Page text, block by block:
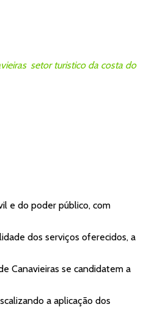
, setor turistico da costa do
e do poder público, com
dos serviços oferecidos, a
Canavieiras se candidatem a
a aplicação dos